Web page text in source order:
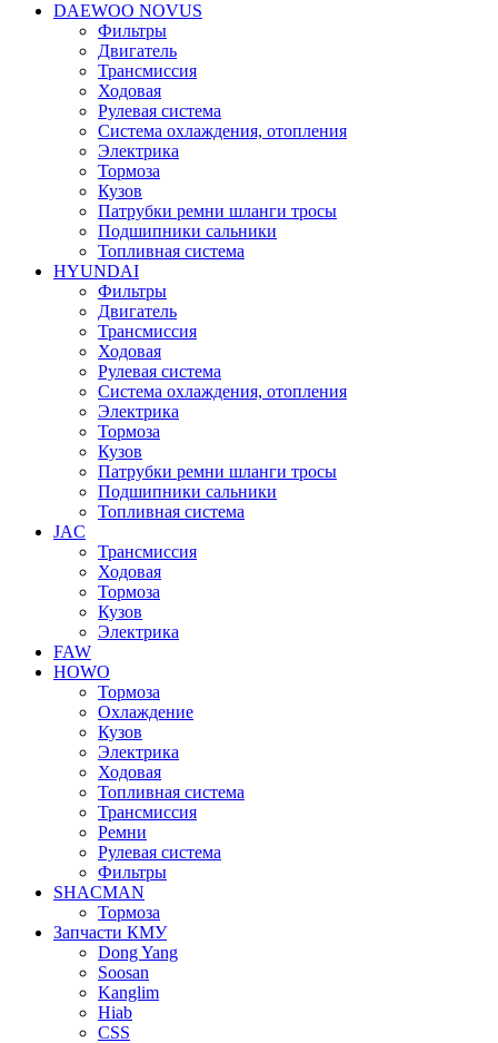
DAEWOO NOVUS
Фильтры
Двигатель
Трансмиссия
Ходовая
Рулевая система
Система охлаждения, отопления
Электрика
Тормоза
Кузов
Патрубки ремни шланги тросы
Подшипники cальники
Топливная система
HYUNDAI
Фильтры
Двигатель
Трансмиссия
Ходовая
Рулевая система
Система охлаждения, отопления
Электрика
Тормоза
Кузов
Патрубки ремни шланги тросы
Подшипники сальники
Топливная система
JAC
Трансмиcсия
Ходовая
Тормоза
Кузов
Электрика
FAW
HOWO
Тормоза
Охлаждение
Кузов
Электрика
Ходовая
Топливная система
Трансмиссия
Ремни
Рулевая система
Фильтры
SHACMAN
Тормоза
Запчасти КМУ
Dong Yang
Soosan
Kanglim
Hiab
CSS